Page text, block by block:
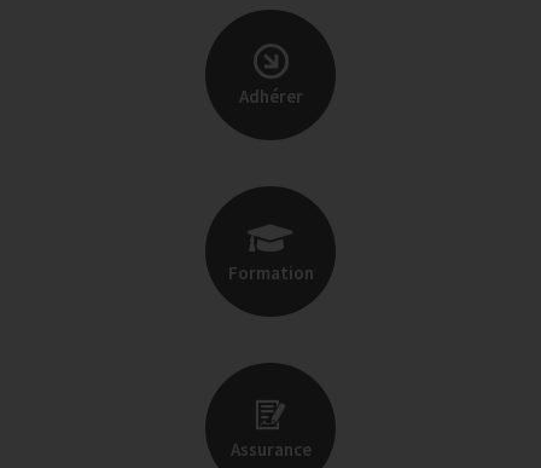
Adhérer
Formation
Assurance